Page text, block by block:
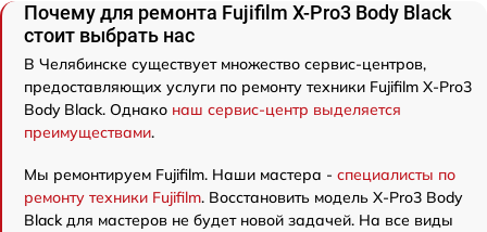
Почему для ремонта Fujifilm X-Pro3 Body Black
стоит выбрать нас
В Челябинске существует множество сервис-центров,
предоставляющих услуги по ремонту техники Fujifilm X-Pro3
Body Black. Однако наш сервис-центр выделяется
преимуществами.
Мы ремонтируем Fujifilm. Наши мастера - специалисты по
ремонту техники Fujifilm. Восстановить модель X-Pro3 Body
Black для мастеров не будет новой задачей. На все виды